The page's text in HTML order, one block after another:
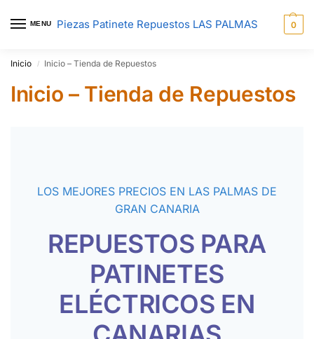
MENU Piezas Patinete Repuestos LAS PALMAS 0
Inicio / Inicio – Tienda de Repuestos
Inicio – Tienda de Repuestos
LOS MEJORES PRECIOS EN LAS PALMAS DE
GRAN CANARIA
REPUESTOS PARA
PATINETES
ELÉCTRICOS EN